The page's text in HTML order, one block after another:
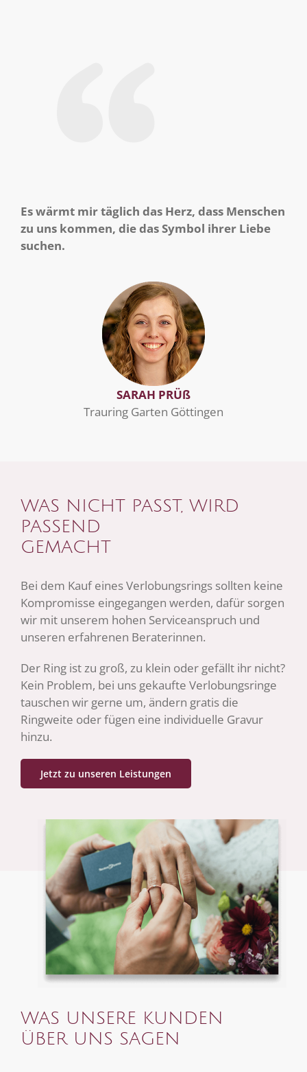
Es wärmt mir täglich das Herz, dass Menschen
zu uns kommen, die das Symbol ihrer Liebe
suchen.
SARAH PRÜß
Trauring Garten Göttingen
WAS NICHT PASST, WIRD
PASSEND
GEMACHT
Bei dem Kauf eines Verlobungsrings sollten keine
Kompromisse eingegangen werden, dafür sorgen
wir mit unserem hohen Serviceanspruch und
unseren erfahrenen Beraterinnen.
Der Ring ist zu groß, zu klein oder gefällt ihr nicht?
Kein Problem, bei uns gekaufte Verlobungsringe
tauschen wir gerne um, ändern gratis die
Ringweite oder fügen eine individuelle Gravur
hinzu.
Jetzt zu unseren Leistungen
WAS UNSERE KUNDEN
ÜBER UNS SAGEN